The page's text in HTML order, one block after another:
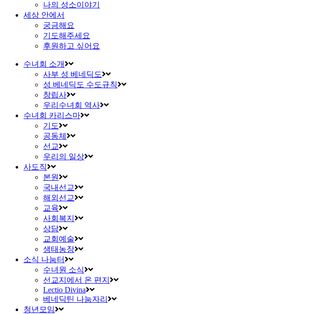
나의 성소이야기
세상 안에서
궁금해요
기도해주세요
후원하고 싶어요
수녀회 소개
사부 성 베네딕도
성 베네딕도 수도규칙
창립사
우리수녀회 역사
수녀회 카리스마
기도
공동체
선교
우리의 일상
사도직
본원
국내선교
해외선교
교육
사회복지
상담
교회예술
생태농장
소식 나눔터
수녀원 소식
선교지에서 온 편지
Lectio Divina
베네딕틴 나눔자리
청년모임